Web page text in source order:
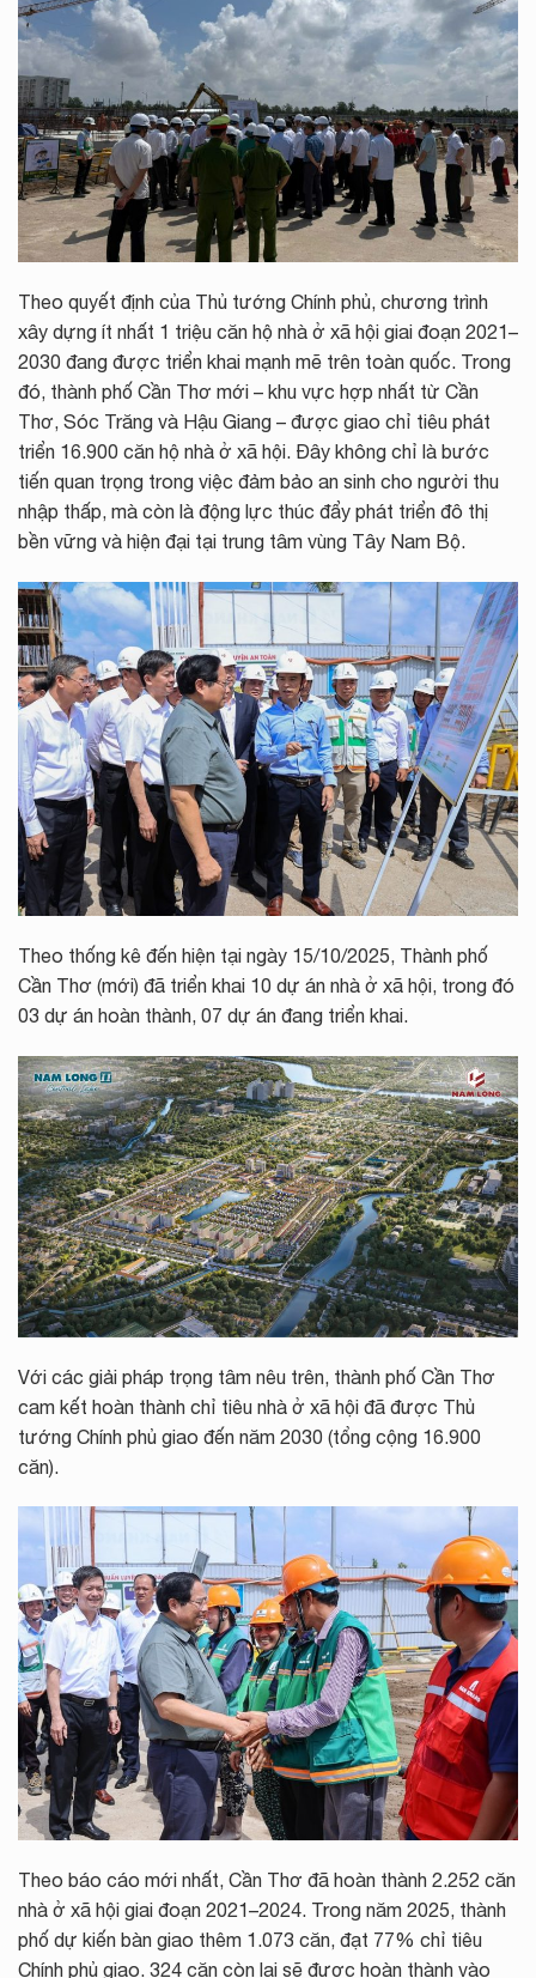
Theo quyết định của Thủ tướng Chính phủ, chương trình
xây dựng ít nhất 1 triệu căn hộ nhà ở xã hội giai đoạn 2021–
2030 đang được triển khai mạnh mẽ trên toàn quốc. Trong
đó, thành phố Cần Thơ mới – khu vực hợp nhất từ Cần
Thơ, Sóc Trăng và Hậu Giang – được giao chỉ tiêu phát
triển 16.900 căn hộ nhà ở xã hội. Đây không chỉ là bước
tiến quan trọng trong việc đảm bảo an sinh cho người thu
nhập thấp, mà còn là động lực thúc đẩy phát triển đô thị
bền vững và hiện đại tại trung tâm vùng Tây Nam Bộ.
Theo thống kê đến hiện tại ngày 15/10/2025, Thành phố
Cần Thơ (mới) đã triển khai 10 dự án nhà ở xã hội, trong đó
03 dự án hoàn thành, 07 dự án đang triển khai.
Với các giải pháp trọng tâm nêu trên, thành phố Cần Thơ
cam kết hoàn thành chỉ tiêu nhà ở xã hội đã được Thủ
tướng Chính phủ giao đến năm 2030 (tổng cộng 16.900
căn).
Theo báo cáo mới nhất, Cần Thơ đã hoàn thành 2.252 căn
nhà ở xã hội giai đoạn 2021–2024. Trong năm 2025, thành
phố dự kiến bàn giao thêm 1.073 căn, đạt 77% chỉ tiêu
Chính phủ giao. 324 căn còn lại sẽ được hoàn thành vào